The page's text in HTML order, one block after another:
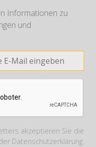
Informationen zu
und
akzeptieren Sie die
Datenschutzerklärung.